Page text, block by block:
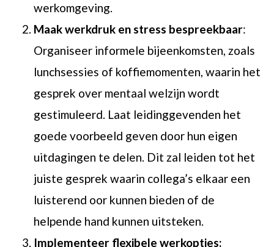
werkomgeving.
Maak werkdruk en stress bespreekbaar:
Organiseer informele bijeenkomsten, zoals
lunchsessies of koffiemomenten, waarin het
gesprek over mentaal welzijn wordt
gestimuleerd. Laat leidinggevenden het
goede voorbeeld geven door hun eigen
uitdagingen te delen. Dit zal leiden tot het
juiste gesprek waarin collega’s elkaar een
luisterend oor kunnen bieden of de
helpende hand kunnen uitsteken.
Implementeer flexibele werkopties: